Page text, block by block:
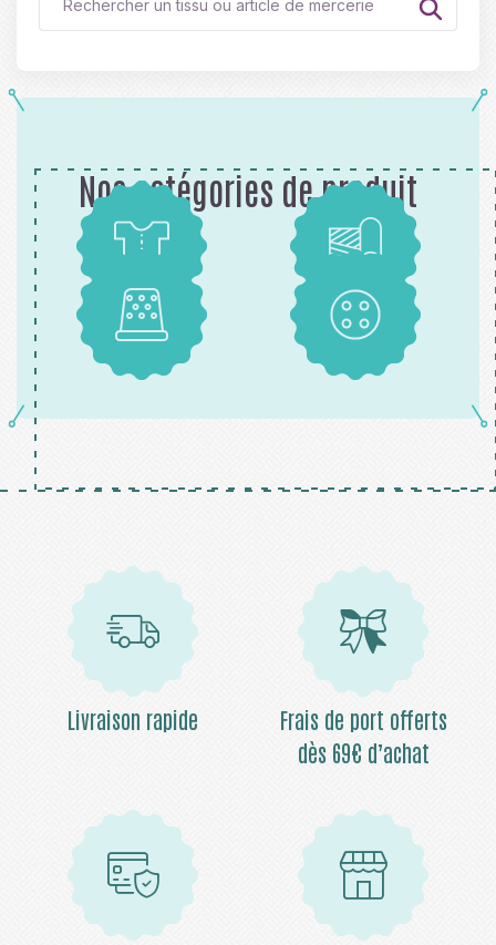
Nos catégories de produit
Patrons Tissus
Mercerie Boutons
Livraison rapide
Frais de port offerts
dès 69€ d’achat